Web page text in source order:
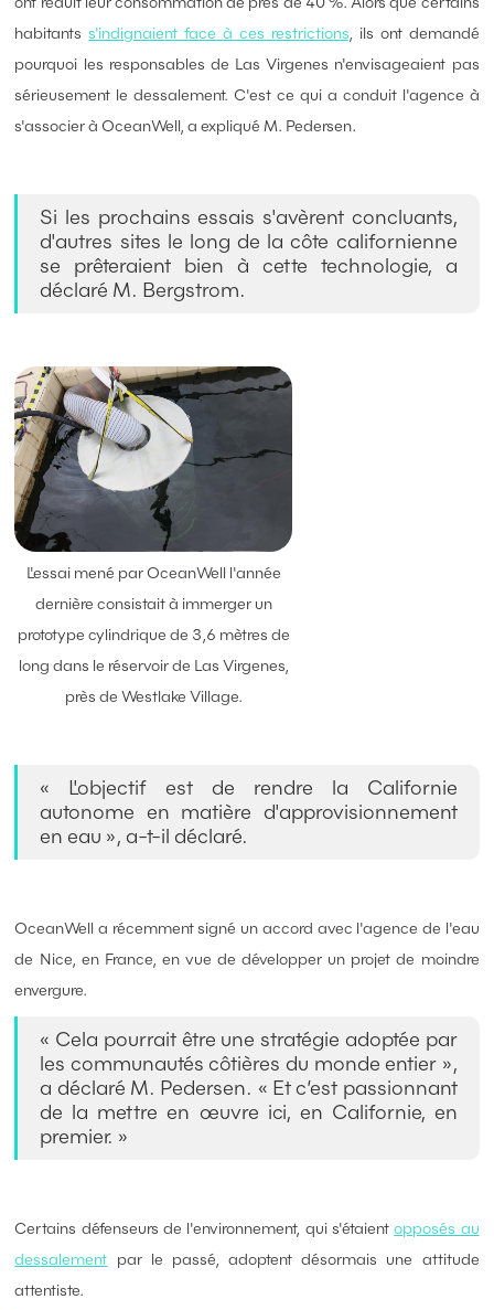
habitantss'indignaient face à ces restrictions, ils ont demandé
pourquoi les responsables de Las Virgenes n'envisageaient pas
sérieusement le dessalement. C'est ce qui a conduit l'agence à
s'associer à OceanWell, a expliqué M. Pedersen.
Si les prochains essais s'avèrent concluants,
d'autres sites le long de la côte californienne
se prêteraient bien à cette technologie, a
déclaré M. Bergstrom.
L'essai mené par OceanWell l'année
dernière consistait à immerger un
prototype cylindrique de 3,6 mètres de
long dans le réservoir de Las Virgenes,
près de Westlake Village.
« L'objectif est de rendre la Californie
autonome en matière d'approvisionnement
en eau », a-t-il déclaré.
OceanWell a récemment signé un accord avec l'agence de l'eau
de Nice, en France, en vue de développer un projet de moindre
envergure.
« Cela pourrait être une stratégie adoptée par
les communautés côtières du monde entier »,
a déclaré M. Pedersen. « Et c’est passionnant
de la mettre en œuvre ici, en Californie, en
premier. »
Certains défenseurs de l'environnement, qui s'étaientopposés au
dessalement par le passé, adoptent désormais une attitude
attentiste.